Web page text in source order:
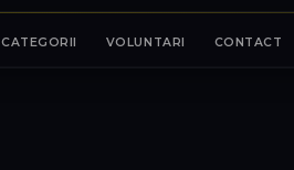
CATEGORII VOLUNTARI CONTACT